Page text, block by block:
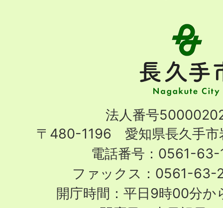
手
市
City
法人番号
〒480-1196 愛知県長久手市
電話番号：0561-63-
ファックス：0561-63-
開庁時間：平日9時00分か